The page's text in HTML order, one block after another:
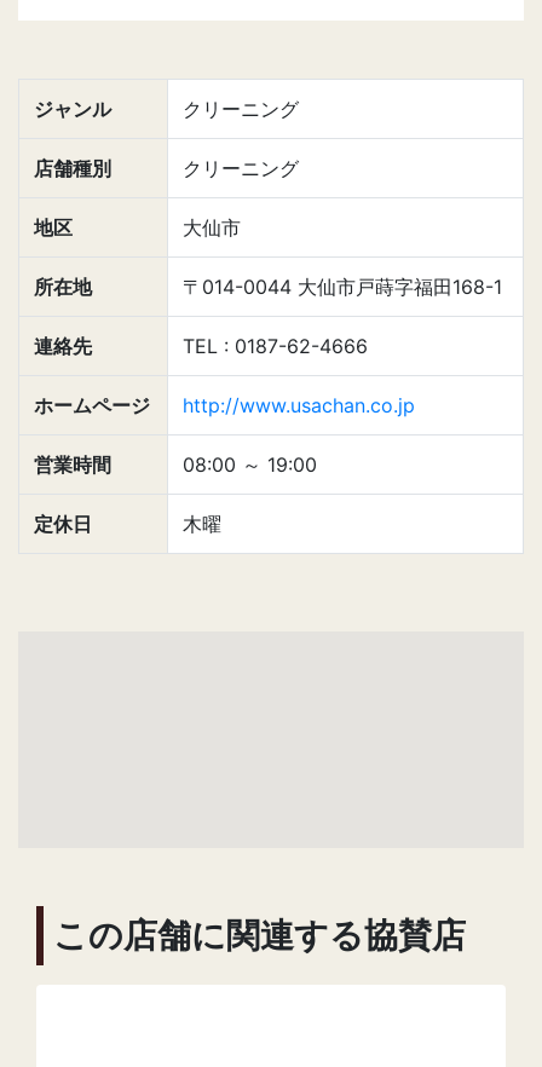
ジャンル クリーニング
店舗種別 クリーニング
地区 大仙市
所在地 〒014-0044 大仙市戸蒔字福田168-1
連絡先 TEL : 0187-62-4666
ホームページ http://www.usachan.co.jp
営業時間 08:00 ～ 19:00
定休日 木曜
この店舗に関連する協賛店